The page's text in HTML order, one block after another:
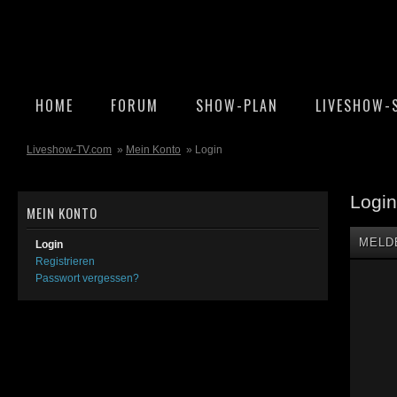
HOME FORUM SHOW-PLAN LIVESHOW-
Liveshow-TV.com » Mein Konto » Login
Login
MEIN KONTO
Login
Registrieren
Passwort vergessen?